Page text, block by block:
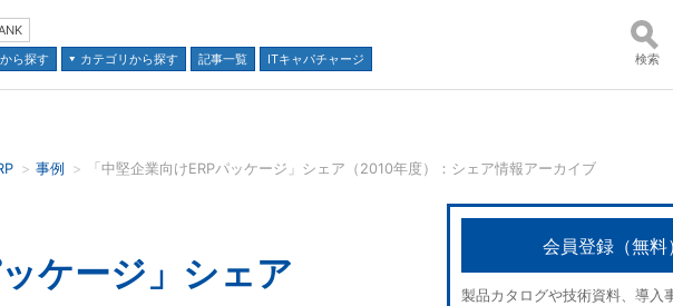
ら探す
カテゴリから探す 記事一覧 ITキャパチャージ
コンテンツ：
並び順：
検索
事例 「中堅企業向けERPパッケージ」シェア（2010年度）：シェア情報アーカイブ
ケージ」シェア
会員登録（無料）
製品カタログや技術資料、導入